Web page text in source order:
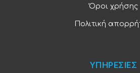
Όροι χρήσης
Πολιτική
ΥΠΗΡΕΣΙΕΣ